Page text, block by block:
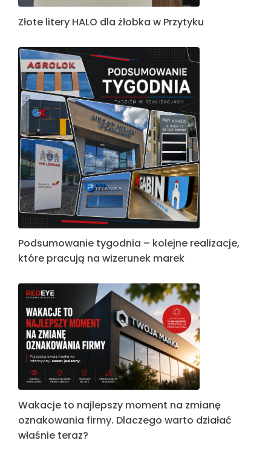
Złote litery HALO dla żłobka w Przytyku
Podsumowanie tygodnia – kolejne realizacje,
które pracują na wizerunek marek
Wakacje to najlepszy moment na zmianę
oznakowania firmy. Dlaczego warto działać
właśnie teraz?